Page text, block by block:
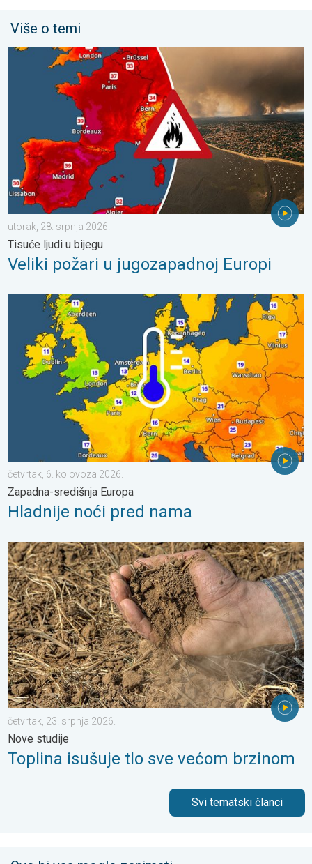
Više o temi
Veliki požari u jugozapadnoj Europi. Tisuće ljudi u bijegu. . .
utorak, 28. srpnja 2026.
Tisuće ljudi u bijegu
Veliki požari u jugozapadnoj Europi
Hladnije noći pred nama. Zapadna-središnja Europa. . .
četvrtak, 6. kolovoza 2026.
Zapadna-središnja Europa
Hladnije noći pred nama
Toplina isušuje tlo sve većom brzinom. Nove studije. . .
četvrtak, 23. srpnja 2026.
Nove studije
Toplina isušuje tlo sve većom brzinom
Svi tematski članci